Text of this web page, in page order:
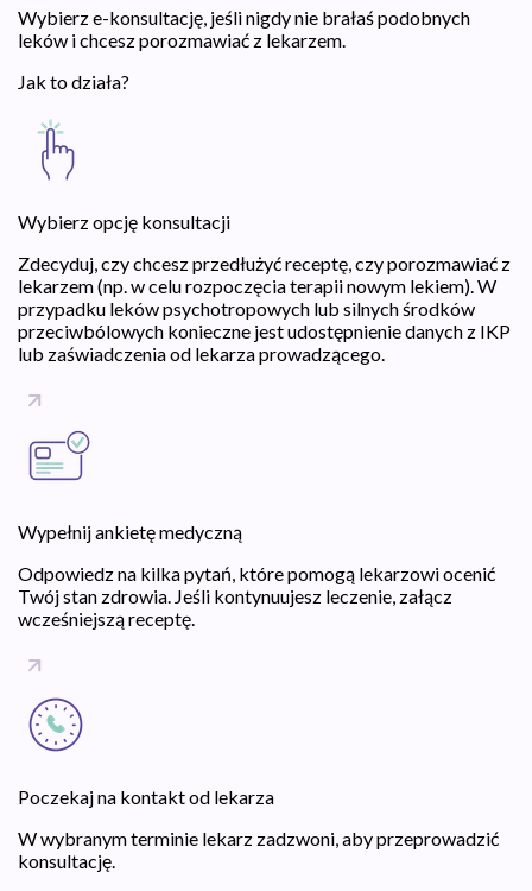
Wybierz e-konsultację, jeśli nigdy nie brałaś podobnych
leków i chcesz porozmawiać z lekarzem.
Jak to działa?
Wybierz opcję konsultacji
Zdecyduj, czy chcesz przedłużyć receptę, czy porozmawiać z
lekarzem (np. w celu rozpoczęcia terapii nowym lekiem). W
przypadku leków psychotropowych lub silnych środków
przeciwbólowych konieczne jest udostępnienie danych z IKP
lub zaświadczenia od lekarza prowadzącego.
Wypełnij ankietę medyczną
Odpowiedz na kilka pytań, które pomogą lekarzowi ocenić
Twój stan zdrowia. Jeśli kontynuujesz leczenie, załącz
wcześniejszą receptę.
Poczekaj na kontakt od lekarza
W wybranym terminie lekarz zadzwoni, aby przeprowadzić
konsultację.